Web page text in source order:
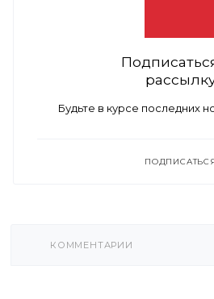
Будьте в курсе последних
КОММЕНТАРИИ